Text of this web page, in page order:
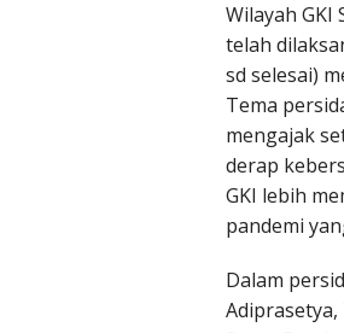
Wilayah GKI
telah
sd selesai)
Tema
mengajak
derap
GKI lebih
pandemi
Dalam